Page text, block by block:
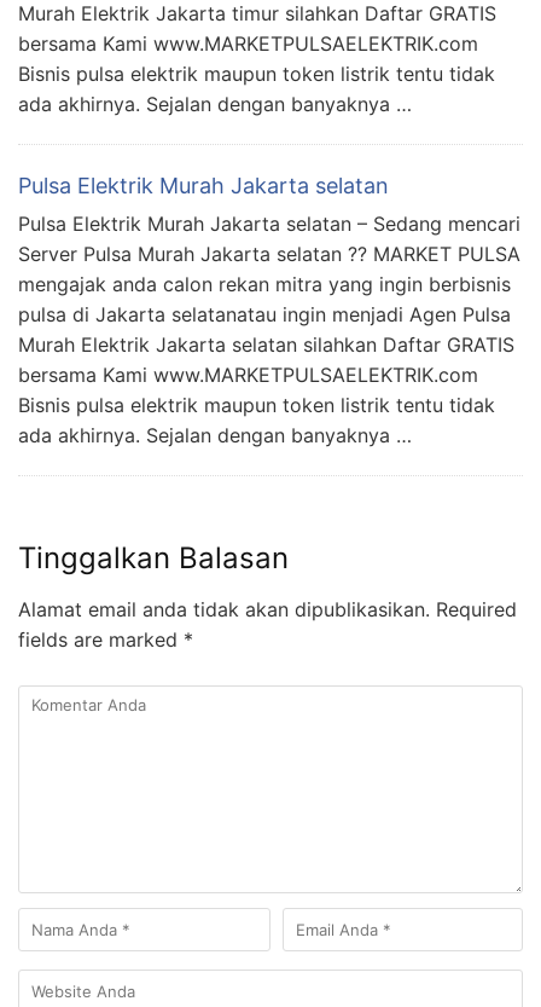
Murah Elektrik Jakarta timur silahkan Daftar GRATIS
bersama Kami www.MARKETPULSAELEKTRIK.com
Bisnis pulsa elektrik maupun token listrik tentu tidak
ada akhirnya. Sejalan dengan banyaknya …
Pulsa Elektrik Murah Jakarta selatan
Pulsa Elektrik Murah Jakarta selatan – Sedang mencari
Server Pulsa Murah Jakarta selatan ?? MARKET PULSA
mengajak anda calon rekan mitra yang ingin berbisnis
pulsa di Jakarta selatanatau ingin menjadi Agen Pulsa
Murah Elektrik Jakarta selatan silahkan Daftar GRATIS
bersama Kami www.MARKETPULSAELEKTRIK.com
Bisnis pulsa elektrik maupun token listrik tentu tidak
ada akhirnya. Sejalan dengan banyaknya …
Tinggalkan Balasan
Alamat email anda tidak akan dipublikasikan. Required
fields are marked *